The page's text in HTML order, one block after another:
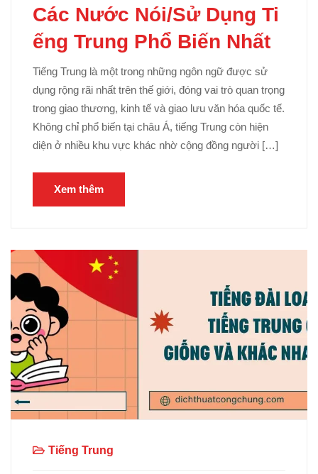
Các Nước Nói/Sử Dụng Ti
ếng Trung Phổ Biến Nhất
Tiếng Trung là một trong những ngôn ngữ được sử
dụng rộng rãi nhất trên thế giới, đóng vai trò quan trọng
trong giao thương, kinh tế và giao lưu văn hóa quốc tế.
Không chỉ phổ biến tại châu Á, tiếng Trung còn hiện
diện ở nhiều khu vực khác nhờ cộng đồng người […]
Xem thêm
Tiếng Trung